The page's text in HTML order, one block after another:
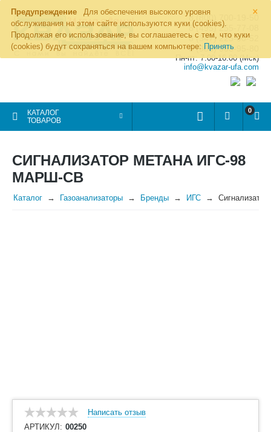
×
Предупреждение
Для обеспечения высокого уровня
обслуживания на этом сайте используются куки (cookies).
Продолжая его использование, вы соглашаетесь с тем, что куки
(cookies) будут сохраняться на вашем компьютере: Принять
8 (800) 700-19-50
8 (495) 255-77-08
8 (347) 225-00-52
8 (986) 963-95-80
Пн-пт: 7.00-16.00 (Мск)
info@kvazar-ufa.com
КАТАЛОГ
ТОВАРОВ
0
СИГНАЛИЗАТОР МЕТАНА ИГС-98
МАРШ-СВ
Каталог Газоанализаторы Бренды ИГС
Написать отзыв
АРТИКУЛ: 00250